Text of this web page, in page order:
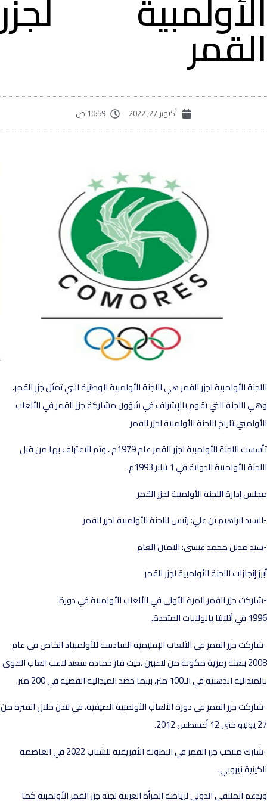
أكتوبر 27, 2022 10:59 ص
الأولمبية لجزر القمر هي اللجنة الأولمبية الوطنية التي تمثل جزر القمر،
اللجنة التي تقوم بالإشراف في شؤون مشاركة جزر القمر في الألعاب
اللجنة الأولمبية لجزر القمر
تأسست اللجنة الأولمبية لجزر القمر عام 1979م ، وتم الاعتراف بها من قبل
الأولمبية الدولية في 1 يناير 1993م.
إدارة اللجنة الأولمبية لجزر القمر
ابراهيم بن علي: رئيس اللجنة الأولمبية لجزر القمر
مدين محمد عيسى: الامين العام
إنجازات اللجنة الأولمبية لجزر القمر
جزر القمر للمرة الأولى في الألعاب الأولمبية في دورة
بالولايات المتحدة.
جزر القمر في الألعاب الإقليمية السادسة للأولمبياد الخاص في عام
2008 ببعثة رمزية مكونة من لاعبين ،حيث فاز حمادة سعيد لاعب العاب القوى
الذهبية في الـ100 متر، بينما حصد الميدالية الفضية في 200 متر.
جزر القمر في دورة الألعاب الأولمبية الصيفية، في لندن خلال الفترة من
2012.
-شارك منتخب جزر القمر في البطولة الأفريقية للشباب 2022 في العاصمة
نيروبي.
الملتقى الدولي لرياضة المرأة العربية لجنة جزر القمر الأولمبية كما